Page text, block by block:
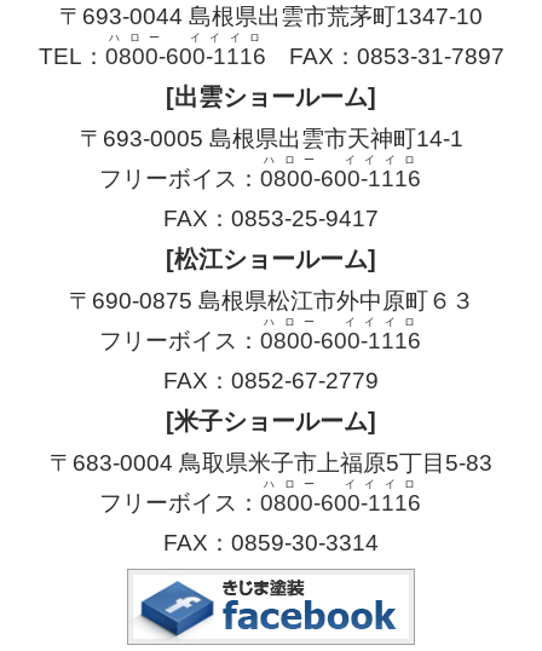
〒693-0044 島根県出雲市荒茅町1347-10
TEL： 0800-600-1116
ハロー イイイロ
FAX：0853-31-7897
[出雲ショールーム]
〒693-0005 島根県出雲市天神町14-1
フリーボイス： 0800-600-1116
ハロー イイイロ
FAX：0853-25-9417
[松江ショールーム]
〒690-0875 島根県松江市外中原町６３
フリーボイス： 0800-600-1116
ハロー イイイロ
FAX：0852-67-2779
[米子ショールーム]
〒683-0004 鳥取県米子市上福原5丁目5-83
フリーボイス： 0800-600-1116
ハロー イイイロ
FAX：0859-30-3314